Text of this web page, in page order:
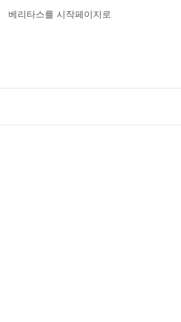
베리타스를 시작페이지로